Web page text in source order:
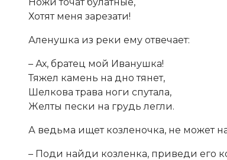
Ножи точат булатные,
Хотят меня зарезати!
Аленушка из реки ему отвечает:
– Ах, братец мой Иванушка!
Тяжел камень на дно тянет,
Шелкова трава ноги спутала,
Желты пески на грудь легли.
А ведьма ищет козленочка, не может
– Поди найди козленка, приведи его